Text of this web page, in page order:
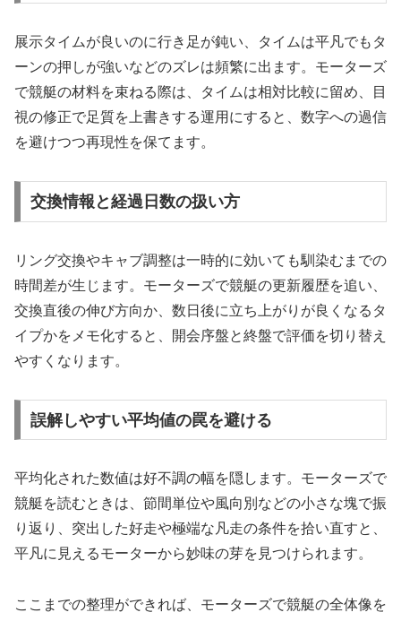
展示タイムが良いのに行き足が鈍い、タイムは平凡でもタ
ーンの押しが強いなどのズレは頻繁に出ます。モーターズ
で競艇の材料を束ねる際は、タイムは相対比較に留め、目
視の修正で足質を上書きする運用にすると、数字への過信
を避けつつ再現性を保てます。
交換情報と経過日数の扱い方
リング交換やキャブ調整は一時的に効いても馴染むまでの
時間差が生じます。モーターズで競艇の更新履歴を追い、
交換直後の伸び方向か、数日後に立ち上がりが良くなるタ
イプかをメモ化すると、開会序盤と終盤で評価を切り替え
やすくなります。
誤解しやすい平均値の罠を避ける
平均化された数値は好不調の幅を隠します。モーターズで
競艇を読むときは、節間単位や風向別などの小さな塊で振
り返り、突出した好走や極端な凡走の条件を拾い直すと、
平凡に見えるモーターから妙味の芽を見つけられます。
ここまでの整理ができれば、モーターズで競艇の全体像を